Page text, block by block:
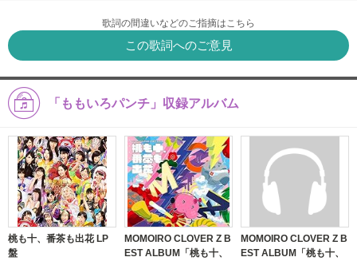
歌詞の間違いなどのご指摘はこちら
この歌詞へのご意見
「ももいろパンチ」収録アルバム
桃も十、番茶も出花 LP
盤
MOMOIRO CLOVER Z B
EST ALBUM「桃も十、
MOMOIRO CLOVER Z B
EST ALBUM「桃も十、